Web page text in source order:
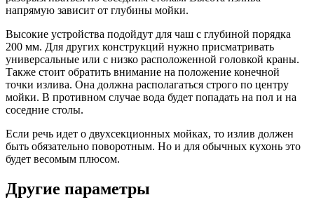
напрямую зависит от глубины мойки.
Высокие устройства подойдут для чаш с глубиной порядка
200 мм. Для других конструкций нужно присматривать
универсальные или с низко расположенной головкой краны.
Также стоит обратить внимание на положение конечной
точки излива. Она должна располагаться строго по центру
мойки. В противном случае вода будет попадать на пол и на
соседние столы.
Если речь идет о двухсекционных мойках, то излив должен
быть обязательно поворотным. Но и для обычных кухонь это
будет весомым плюсом.
Другие параметры